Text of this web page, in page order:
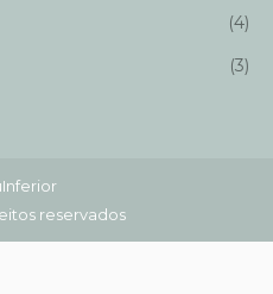
(4)
(3)
reservados